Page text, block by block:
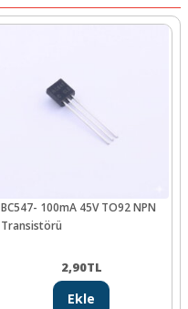
BC547- 100mA 45V TO92 NPN
Transistörü
2,90TL
Ekle